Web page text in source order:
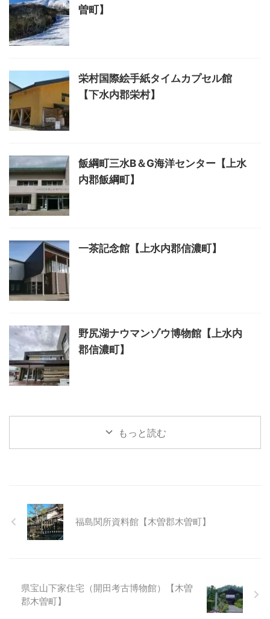
曽町】
栄村国際絵手紙タイムカプセル館
【下水内郡栄村】
飯綱町三水B＆G海洋センター【上水
内郡飯綱町】
一茶記念館【上水内郡信濃町】
野尻湖ナウマンゾウ博物館【上水内
郡信濃町】
もっと読む
福島関所資料館【木曽郡木曽町】
県宝山下家住宅（開田考古博物館）【木曽
郡木曽町】